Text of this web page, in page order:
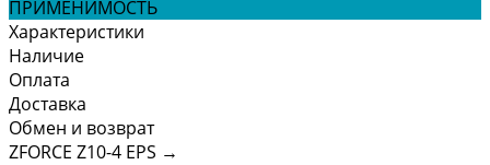
ПРИМЕНИМОСТЬ
Характеристики
Наличие
Оплата
Доставка
Обмен и возврат
ZFORCE Z10-4 EPS →